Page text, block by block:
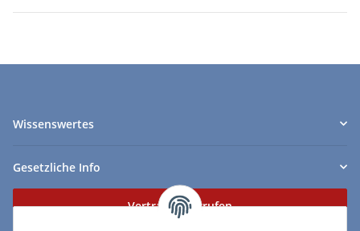
Wissenswertes
Gesetzliche Info
Vertrag widerrufen